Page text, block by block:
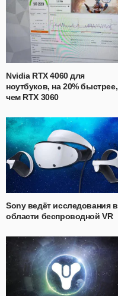
Nvidia RTX 4060 для
ноутбуков, на 20% быстрее,
чем RTX 3060
Sony ведёт исследования в
области беспроводной VR